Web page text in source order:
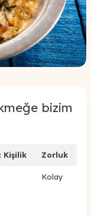
bizim
Kişilik Zorluk
Kolay